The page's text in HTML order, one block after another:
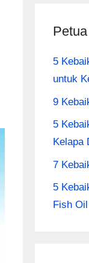
Petua
5
untuk
9
5
Kelapa
7
5
Fish Oil